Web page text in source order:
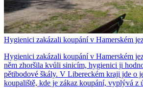
Hygienici zakázali koupání v Hamerském
Hygienici zakázali koupání v Hamerském
něm zhoršila kvůli sinicím, hygienici ji
pětibodové škály. V Libereckém kraji jde o
koupaliště, kde je zákaz koupání, vyplývá z